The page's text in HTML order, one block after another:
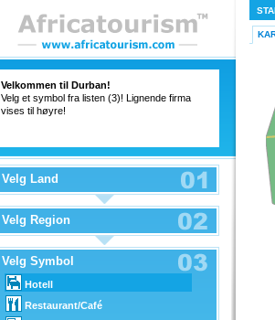
Velkommen til Durban!
Velg et symbol fra listen (3)! Lignende firma
vises til høyre!
Velg Land
Velg Region
Velg Symbol
Hotell
Restaurant/Café